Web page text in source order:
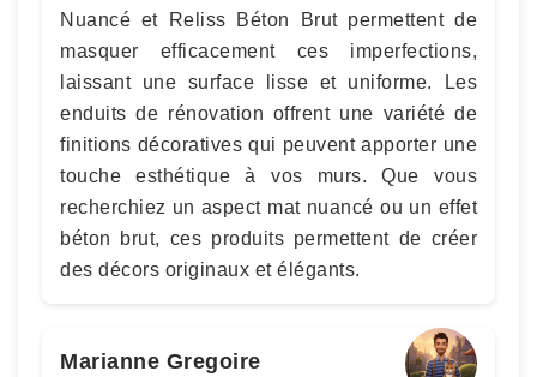
Nuancé et Reliss Béton Brut permettent de
masquer efficacement ces imperfections,
laissant une surface lisse et uniforme. Les
enduits de rénovation offrent une variété de
finitions décoratives qui peuvent apporter une
touche esthétique à vos murs. Que vous
recherchiez un aspect mat nuancé ou un effet
béton brut, ces produits permettent de créer
des décors originaux et élégants.
Marianne Gregoire